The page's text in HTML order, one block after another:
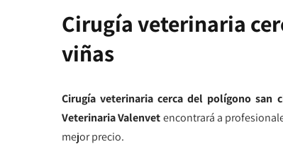
Cirugía veterinaria
viñas
Cirugía veterinaria cerca del polígono san
Veterinaria Valenvetencontrará a
mejor precio.